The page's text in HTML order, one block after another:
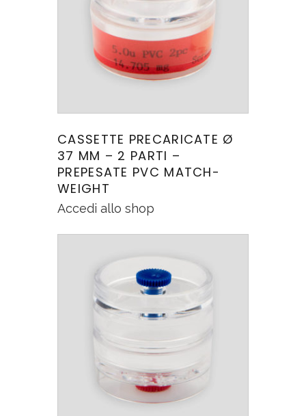
CASSETTE PRECARICATE Ø
37 MM – 2 PARTI –
PREPESATE PVC MATCH-
WEIGHT
Accedi allo shop